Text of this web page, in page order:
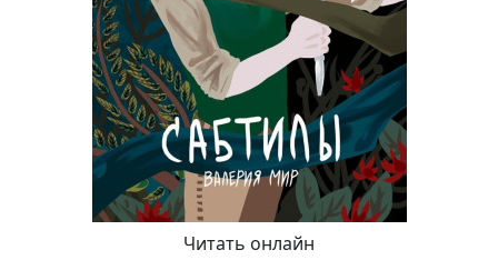
Читать онлайн